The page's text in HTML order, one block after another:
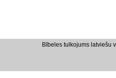
Bībeles tulkojums latviešu